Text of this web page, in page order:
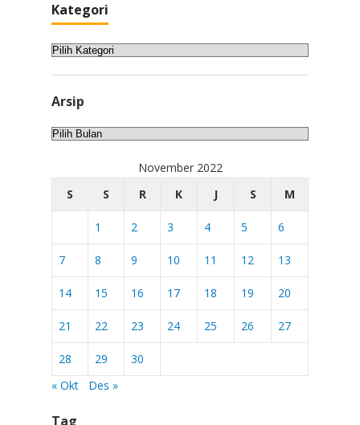
Kategori
Kategori
Arsip
Arsip
November 2022
S
S R K J S M
1 2 3 4 5 6
7 8 9 10 11 12 13
14 15 16 17 18 19 20
21 22 23 24 25 26 27
28 29
30
« Okt
Des »
Tag